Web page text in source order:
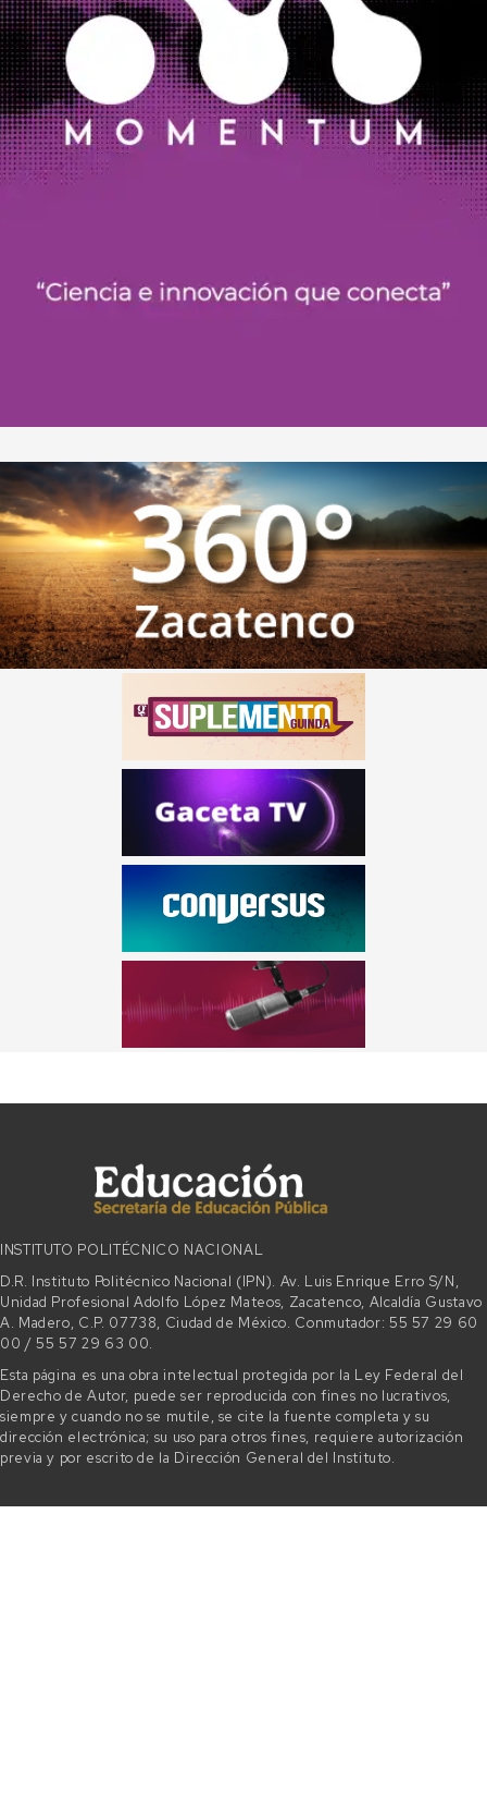
INSTITUTO POLITÉCNICO NACIONAL
D.R. Instituto Politécnico Nacional (IPN). Av. Luis Enrique Erro S/N,
Unidad Profesional Adolfo López Mateos, Zacatenco, Alcaldía Gustavo
A. Madero, C.P. 07738, Ciudad de México. Conmutador: 55 57 29 60
00 / 55 57 29 63 00.
Esta página es una obra intelectual protegida por la Ley Federal del
Derecho de Autor, puede ser reproducida con fines no lucrativos,
siempre y cuando no se mutile, se cite la fuente completa y su
dirección electrónica; su uso para otros fines, requiere autorización
previa y por escrito de la Dirección General del Instituto.